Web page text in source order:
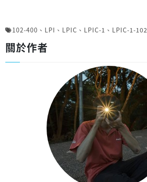
102-400 、 LPI 、 LPIC 、 LPIC-1 、 LPIC-1-102
關於作者